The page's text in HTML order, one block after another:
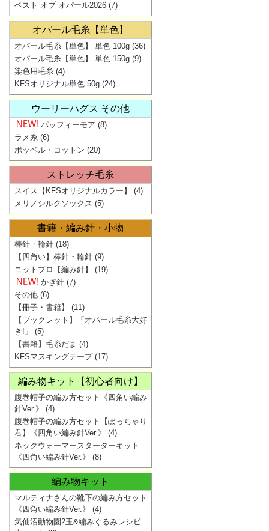
ベスト オブ オパール2026 (7)
オパール毛糸【単色】
オパール毛糸【単色】 単色 100g (36)
オパール毛糸【単色】 単色 150g (9)
染色用毛糸 (4)
KFSオリジナル単色 50g (24)
ウーリーハグス その他
パッフィーモア (8)
ラメ糸 (6)
ボッベル・コットン (20)
ストレッチ毛糸
スイス【KFSオリジナルカラー】
(4)
メリノシルクソックス (5)
書籍・編み針・小物
棒針・輪針 (18)
【四角い】棒針・輪針 (9)
ニットプロ【編み針】
(19)
かぎ針 (7)
その他 (6)
【冊子・書籍】
(11)
【ブックレット】「オパール毛糸大好
き!」
(5)
【書籍】毛糸だま (4)
KFSマスキングテープ(17)
編み物キット【初心者向け】
腹巻帽子の編み方セット《四角い編み
針Ver.》
(4)
腹巻帽子の編み方セット【ぽっちゃり
君】《四角い編み針Ver.》
(4)
ネックウォーマースターターキット
《四角い編み針Ver.》
(8)
編み物キット
マルティナさんの靴下の編み方セット
《四角い編み針Ver.》
(4)
気仙沼動物園2玉&編みぐるみレシピ